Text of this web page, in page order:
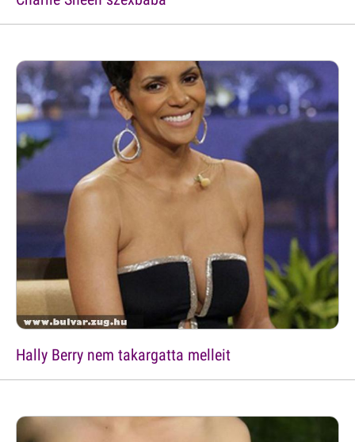
Hally Berry nem takargatta melleit